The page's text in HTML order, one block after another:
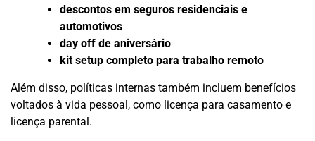
descontos em seguros residenciais e
automotivos
day off de aniversário
kit setup completo para trabalho remoto
Além disso, políticas internas também incluem benefícios
voltados à vida pessoal, como licença para casamento e
licença parental.